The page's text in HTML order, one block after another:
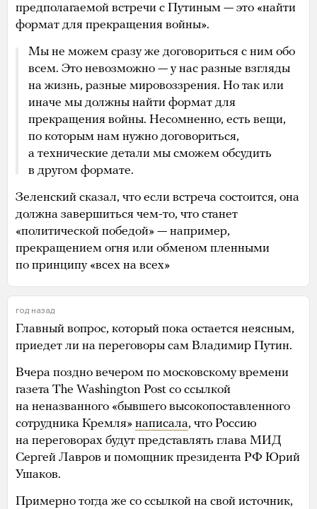
предполагаемой встречи с Путиным — это «найти
формат для прекращения войны».
Мы не можем сразу же договориться с ним обо
всем. Это невозможно — у нас разные взгляды
на жизнь, разные мировоззрения. Но так или
иначе мы должны найти формат для
прекращения войны. Несомненно, есть вещи,
по которым нам нужно договориться,
а технические детали мы сможем обсудить
в другом формате.
Зеленский сказал, что если встреча состоится, она
должна завершиться чем-то, что станет
«политической победой» — например,
прекращением огня или обменом пленными
по принципу «всех на всех»
год назад
Главный вопрос, который пока остается неясным,
приедет ли на переговоры сам Владимир Путин.
Вчера поздно вечером по московскому времени
газета The Washington Post со ссылкой
на неназванного «бывшего высокопоставленного
сотрудника Кремля» написала, что Россию
на переговорах будут представлять глава МИД
Сергей Лавров и помощник президента РФ Юрий
Ушаков.
Примерно тогда же со ссылкой на свой источник,